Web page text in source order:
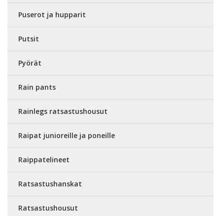
Puserot ja hupparit
Putsit
Pyörät
Rain pants
Rainlegs ratsastushousut
Raipat junioreille ja poneille
Raippatelineet
Ratsastushanskat
Ratsastushousut